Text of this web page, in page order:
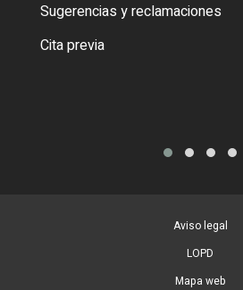
Sugerencias y reclamaciones
Cita previa
Aviso legal
LOPD
Mapa web